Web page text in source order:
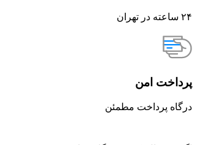
۲۴ ساعته در تهران
پرداخت امن
درگاه پرداخت مطمئن